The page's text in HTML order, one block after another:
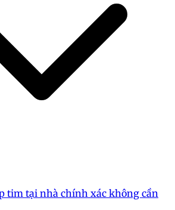
tim tại nhà chính xác không cần